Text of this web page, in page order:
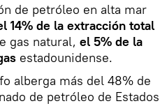
de petróleo en alta mar
14% de la extracción total
gas natural, el 5% de la
estadounidense.
alberga más del 48% de
de petróleo de Estados